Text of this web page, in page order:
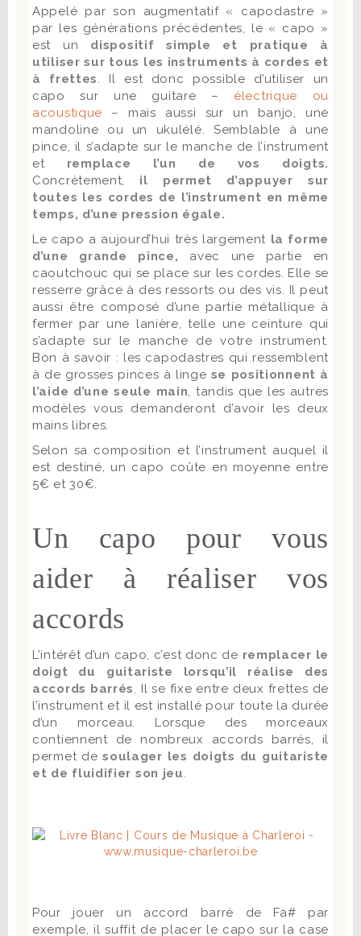
Appelé par son augmentatif « capodastre »
par les générations précédentes, le « capo »
est un dispositif simple et pratique à
utiliser sur tous les instruments à cordes et
à frettes. Il est donc possible d’utiliser un
capo sur une guitare – électrique ou
acoustique – mais aussi sur un banjo, une
mandoline ou un ukulélé. Semblable à une
pince, il s’adapte sur le manche de l’instrument
et remplace l’un de vos doigts.
Concrètement, il permet d’appuyer sur
toutes les cordes de l’instrument en même
temps, d’une pression égale.
Le capo a aujourd’hui très largement la forme
d’une grande pince, avec une partie en
caoutchouc qui se place sur les cordes. Elle se
resserre grâce à des ressorts ou des vis. Il peut
aussi être composé d’une partie métallique à
fermer par une lanière, telle une ceinture qui
s’adapte sur le manche de votre instrument.
Bon à savoir : les capodastres qui ressemblent
à de grosses pinces à linge se positionnent à
l’aide d’une seule main, tandis que les autres
modèles vous demanderont d’avoir les deux
mains libres.
Selon sa composition et l’instrument auquel il
est destiné, un capo coûte en moyenne entre
5€ et 30€.
Un capo pour vous
aider à réaliser vos
accords
L’intérêt d’un capo, c’est donc de remplacer le
doigt du guitariste lorsqu’il réalise des
accords barrés. Il se fixe entre deux frettes de
l’instrument et il est installé pour toute la durée
d’un morceau. Lorsque des morceaux
contiennent de nombreux accords barrés, il
permet desoulager les doigts du guitariste
et de fluidifier son jeu.
Pour jouer un accord barré de Fa# par
exemple, il suffit de placer le capo sur la case